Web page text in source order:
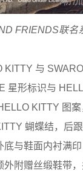
FRIENDS联名
与
星形标识与
KITTY 图
蝴蝶结，后
与鞋面内衬满
附赠丝缎鞋带